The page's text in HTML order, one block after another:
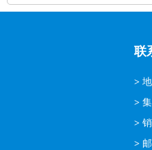
>
>
联
>
>